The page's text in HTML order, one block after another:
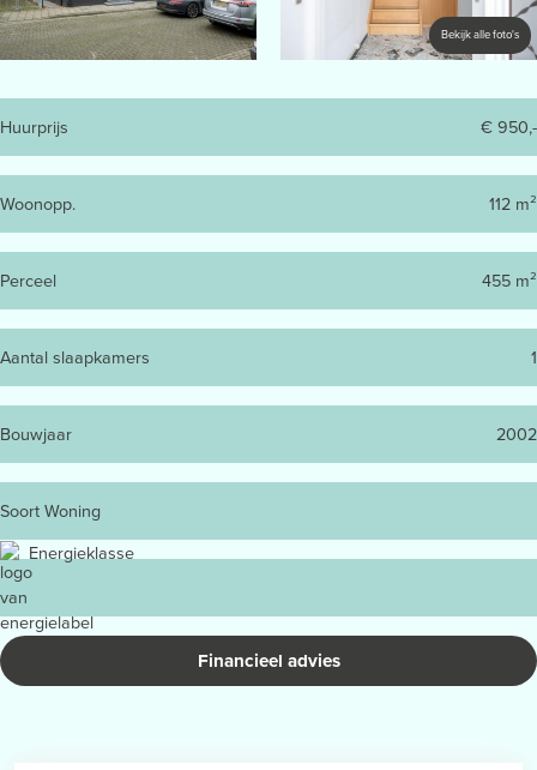
Bekijk alle foto's
Huurprijs € 950,-
Woonopp. 112 m²
Perceel 455 m²
Aantal slaapkamers 1
Bouwjaar 2002
Soort Woning
Energieklasse
Financieel advies